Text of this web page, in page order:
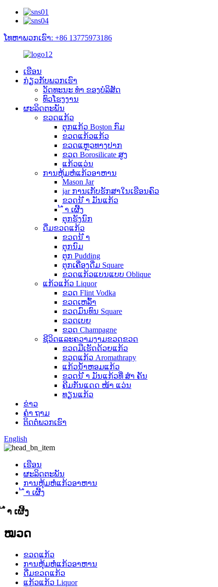
ໂທຫາພວກເຮົາ: +86 13775973186
ເຮືອນ
ກ່ຽວ​ກັບ​ພວກ​ເຮົາ
ວັດທະນະ ທຳ ຂອງບໍລິສັດ
ທົວໂຮງງານ
ຜະລິດຕະພັນ
ຂວດແກ້ວ
ຕຸກແກ້ວ Boston ກົມ
ຂວດແກ້ວແກ້ວ
ຂວດແຫຼວທາງປາກ
ຂວດ Borosilicate ສູງ
ແກ້ວແວ່ນ
ການຫຸ້ມຫໍ່ແກ້ວອາຫານ
Mason Jar
jar ການເກັບຮັກສາໃນເຮືອນຄົວ
ຂວດນ້ ຳ ມັນແກ້ວ
້ ຳ ເຜີ້ງ
ຕຸກຮັງນົກ
ດື່ມຂວດແກ້ວ
ຂວດນ້ ຳ
ຕຸກນົມ
ຕຸກ Pudding
ຕຸກເຄື່ອງດື່ມ Square
ຂວດແກ້ວແບນແບບ Oblique
ແກ້ວແກ້ວ Liquor
ຂວດ Flint Vodka
ຂວດເຫລົ້າ
ຂວດມົນທົນ Square
ຂວດເບຍ
ຂວດ Champagne
ຊີວິດແລະຄວາມງາມຂວດຂວດ
ຂວດມືເຮັດດ້ວຍແກ້ວ
ຂວດແກ້ວ Aromathrapy
ແກ້ວນໍ້າຫອມແກ້ວ
ຂວດນ້ ຳ ມັນແກ້ວທີ່ ສຳ ຄັນ
ຄີມກັນແດດ ໜ້າ ແວ່ນ
ທຽນແກ້ວ
ຂ່າວ
ຄຳ ຖາມ
ຕິດ​ຕໍ່​ພວກ​ເຮົາ
English
ເຮືອນ
ຜະລິດຕະພັນ
ການຫຸ້ມຫໍ່ແກ້ວອາຫານ
້ ຳ ເຜີ້ງ
້ ຳ ເຜີ້ງ
ໝວດ
ຂວດແກ້ວ
ການຫຸ້ມຫໍ່ແກ້ວອາຫານ
ດື່ມຂວດແກ້ວ
ແກ້ວແກ້ວ Liquor